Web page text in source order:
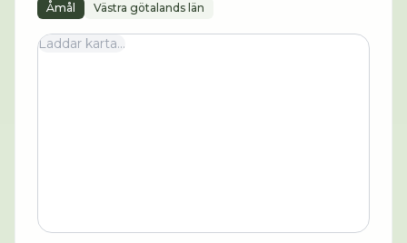
Åmål Västra götalands län
Laddar karta...